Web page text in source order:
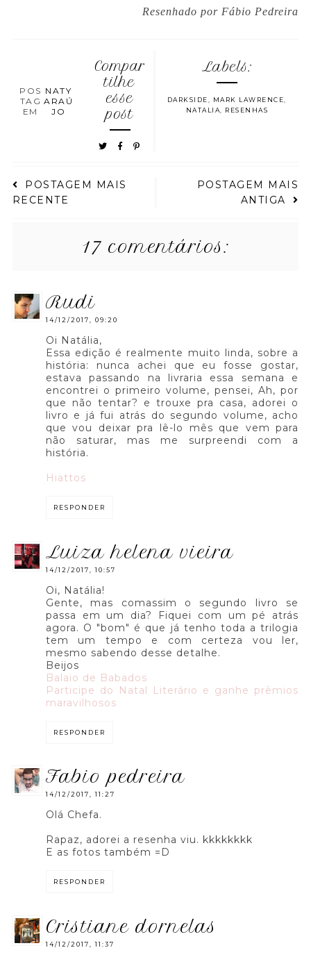
Resenhado por Fábio Pedreira
POS
TAG
EM
NATY
ARAÚ
JO
Compar
tilhe
esse
post
Labels:
DARKSIDE MARK LAWRENCE
NATALIA
RESENHAS
POSTAGEM MAIS
RECENTE
POSTAGEM MAIS
ANTIGA
17 comentários:
rudi
14/12/2017, 09:20
Oi Natália,
Essa edição é realmente muito linda, sobre a
história: nunca achei que eu fosse gostar,
estava passando na livraria essa semana e
encontrei o primeiro volume, pensei, Ah, por
que não tentar? e trouxe pra casa, adorei o
livro e já fui atrás do segundo volume, acho
que vou deixar pra lê-lo mês que vem para
não saturar, mas me surpreendi com a
história.
Hiattos
RESPONDER
luiza helena vieira
14/12/2017, 10:57
Oi, Natália!
Gente, mas comassim o segundo livro se
passa em um dia? Fiquei com um pé atrás
agora. O "bom" é que já tenho toda a trilogia
tem um tempo e com certeza vou ler,
mesmo sabendo desse detalhe.
Beijos
Balaio de Babados
Participe do Natal Literário e ganhe prêmios
maravilhosos
RESPONDER
fabio pedreira
14/12/2017, 11:27
Olá Chefa.
Rapaz, adorei a resenha viu. kkkkkkkk
E as fotos também =D
RESPONDER
cristiane dornelas
14/12/2017, 11:37